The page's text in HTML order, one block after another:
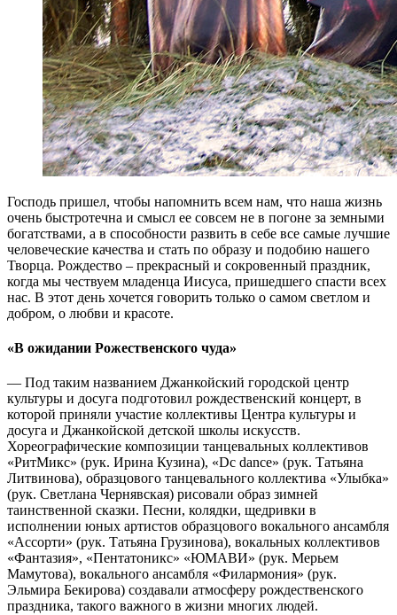
Господь пришел, чтобы напомнить всем нам, что наша жизнь
очень быстротечна и смысл ее совсем не в погоне за земными
богатствами, а в способности развить в себе все самые лучшие
человеческие качества и стать по образу и подобию нашего
Творца. Рождество – прекрасный и сокровенный праздник,
когда мы чествуем младенца Иисуса, пришедшего спасти всех
нас. В этот день хочется говорить только о самом светлом и
добром, о любви и красоте.
«В ожидании Рожественского чуда»
— Под таким названием Джанкойский городской центр
культуры и досуга подготовил рождественский концерт, в
которой приняли участие коллективы Центра культуры и
досуга и Джанкойской детской школы искусств.
Хореографические композиции танцевальных коллективов
«РитМикс» (рук. Ирина Кузина), «Dc dance» (рук. Татьяна
Литвинова), образцового танцевального коллектива «Улыбка»
(рук. Светлана Чернявская) рисовали образ зимней
таинственной сказки. Песни, колядки, щедривки в
исполнении юных артистов образцового вокального ансамбля
«Ассорти» (рук. Татьяна Грузинова), вокальных коллективов
«Фантазия», «Пентатоникс» «ЮМАВИ» (рук. Мерьем
Мамутова), вокального ансамбля «Филармония» (рук.
Эльмира Бекирова) создавали атмосферу рождественского
праздника, такого важного в жизни многих людей.